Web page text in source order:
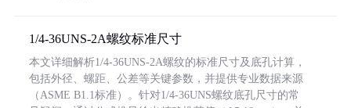
1/4-36UNS-2A螺纹标准尺寸
本文详细解析1/4-36UNS-2A螺纹的标准尺寸及底孔计算，
包括外径、螺距、公差等关键参数，并提供专业数据来源
（ASME B1.1标准）。针对1/4-36UNS螺纹底孔尺寸的常